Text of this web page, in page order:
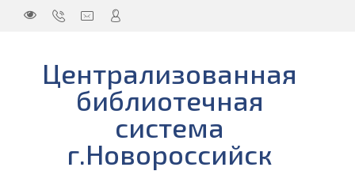
Централизованная
библиотечная
система
г.Новороссийск